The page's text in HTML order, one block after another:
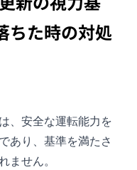
ちた時の対処
、安全な運転能力を
あり、基準を満たさ
ません。